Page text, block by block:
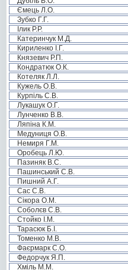
Ємець Л.О.
Зубко Г.Г.
Ілик Р.Р.
Катеринчук М.Д.
Кириленко І.Г.
Князевич Р.П.
Кондратюк О.К.
Котеляк Л.Л.
Кужель О.В.
Курпіль С.В.
Лукашук О.Г.
Лунченко В.В.
Ляпіна К.М.
Медуниця О.В.
Немиря Г.М.
Оробець Л.Ю.
Пазиняк В.С.
Пашинський С.В.
Пишний А.Г.
Сас С.В.
Сікора О.М.
Соболєв С.В.
Стойко І.М.
Тарасюк Б.І.
Томенко М.В.
Фаєрмарк С.О.
Федорчук Я.П.
Хміль М.М.